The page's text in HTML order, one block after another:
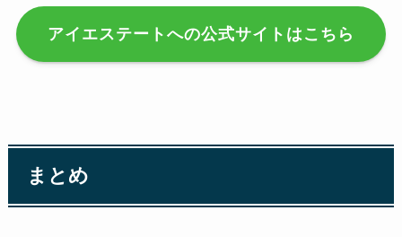
アイエステートへの公式サイトはこちら
まとめ